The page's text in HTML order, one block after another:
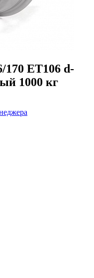
170 ET106 d-
1000 кг